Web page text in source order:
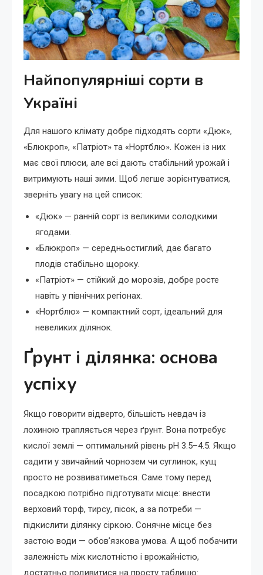
Найпопулярніші сорти в
Україні
Для нашого клімату добре підходять сорти «Дюк»,
«Блюкроп», «Патріот» та «Нортблю». Кожен із них
має свої плюси, але всі дають стабільний урожай і
витримують наші зими. Щоб легше зорієнтуватися,
зверніть увагу на цей список:
«Дюк» — ранній сорт із великими солодкими
ягодами.
«Блюкроп» — середньостиглий, дає багато
плодів стабільно щороку.
«Патріот» — стійкий до морозів, добре росте
навіть у північних регіонах.
«Нортблю» — компактний сорт, ідеальний для
невеликих ділянок.
Ґрунт і ділянка: основа
успіху
Якщо говорити відверто, більшість невдач із
лохиною трапляється через ґрунт. Вона потребує
кислої землі — оптимальний рівень pH 3.5–4.5. Якщо
садити у звичайний чорнозем чи суглинок, кущ
просто не розвиватиметься. Саме тому перед
посадкою потрібно підготувати місце: внести
верховий торф, тирсу, пісок, а за потреби —
підкислити ділянку сіркою. Сонячне місце без
застою води — обов’язкова умова. А щоб побачити
залежність між кислотністю і врожайністю,
достатньо подивитися на просту таблицю: